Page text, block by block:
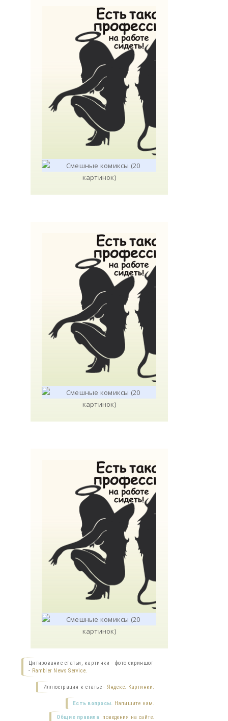
Цитирование статьи, картинки - фото скриншот
- Rambler News Service.
Иллюстрация к статье - Яндекс. Картинки.
Есть вопросы. Напишите нам.
Общие правила поведения на сайте.